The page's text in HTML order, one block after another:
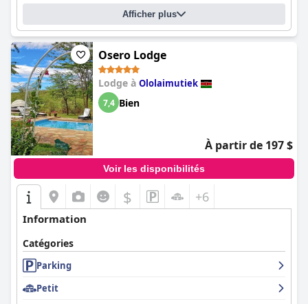
Afficher plus
Osero Lodge
Lodge à Ololaimutiek
7,4 Bien
À partir de 197 $
Voir les disponibilités
$ +6
Information
Catégories
Parking
Petit